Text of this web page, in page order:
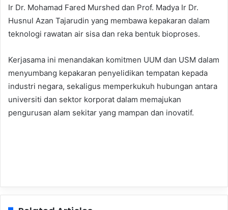
Ir Dr. Mohamad Fared Murshed dan Prof. Madya Ir Dr.
Husnul Azan Tajarudin yang membawa kepakaran dalam
teknologi rawatan air sisa dan reka bentuk bioproses.
Kerjasama ini menandakan komitmen UUM dan USM dalam
menyumbang kepakaran penyelidikan tempatan kepada
industri negara, sekaligus memperkukuh hubungan antara
universiti dan sektor korporat dalam memajukan
pengurusan alam sekitar yang mampan dan inovatif.